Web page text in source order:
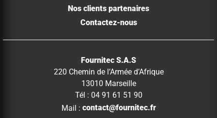
Nos clients partenaires
Contactez-nous
Fournitec S.A.S
220 Chemin de l’Armée d’Afrique
13010 Marseille
Tél : 04 91 61 51 90
Mail : contact@fournitec.fr